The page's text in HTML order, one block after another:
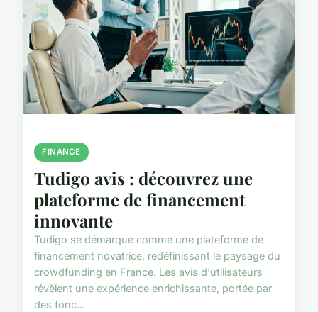
FINANCE
Tudigo avis : découvrez une
plateforme de financement
innovante
Tudigo se démarque comme une plateforme de
financement novatrice, redéfinissant le paysage du
crowdfunding en France. Les avis d'utilisateurs
révèlent une expérience enrichissante, portée par
des fonc...